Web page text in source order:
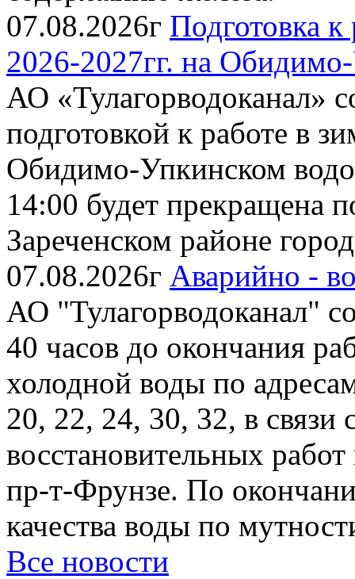
07.08.2026г Подготовка
2026-2027гг. на
АО «Тулагорводоканал»
подготовкой к работе в
Обидимо-Упкинском
14:00 будет прекращена
Зареченском районе
07.08.2026г Аварийно -
АО "Тулагорводоканал"
40 часов до окончания
холодной воды по
20, 22, 24, 30, 32, в связи
восстановительных
пр-т-Фрунзе. По
качества воды по
Все новости